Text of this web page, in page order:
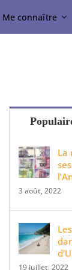
Me connaître
La
3 août, 2022
19 juillet, 2022